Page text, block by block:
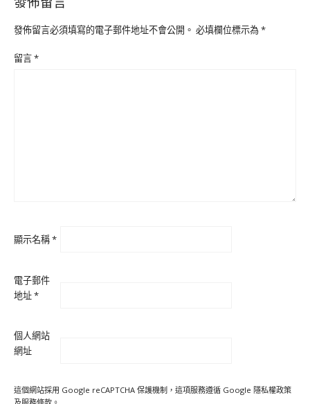
發佈留言必須填寫的電子郵件地址不會公開。 必填欄位標示為*
留言*
顯示名稱*
電子郵件
地址*
個人網站
網址
這個網站採用 Google reCAPTCHA 保護機制，這項服務遵循 Google 隱私權政策